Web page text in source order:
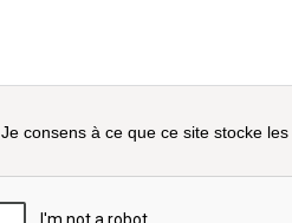
Je consens à ce que ce site stocke